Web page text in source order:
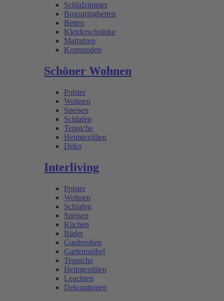
Schlafzimmer
Boxspringbetten
Betten
Kleiderschränke
Matratzen
Kommoden
Schöner Wohnen
Polster
Wohnen
Speisen
Schlafen
Teppiche
Heimtextilien
Deko
Interliving
Polster
Wohnen
Schlafen
Speisen
Küchen
Bäder
Garderoben
Gartenmöbel
Teppiche
Heimtextilien
Leuchten
Dekorationen